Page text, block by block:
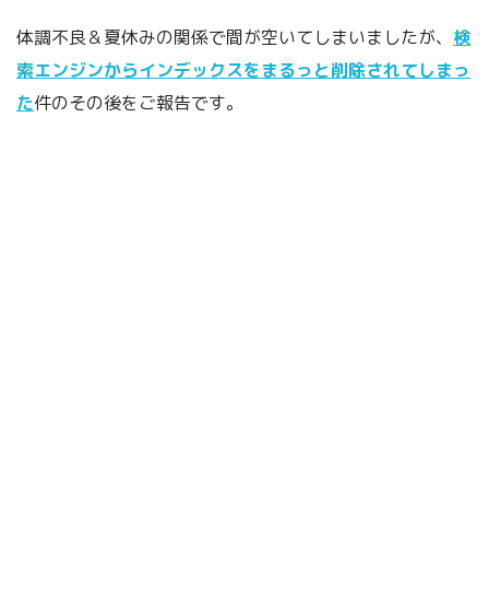
体調不良＆夏休みの関係で間が空いてしまいましたが、 検
索エンジンからインデックスをまるっと削除されてしまっ
た件のその後をご報告です。